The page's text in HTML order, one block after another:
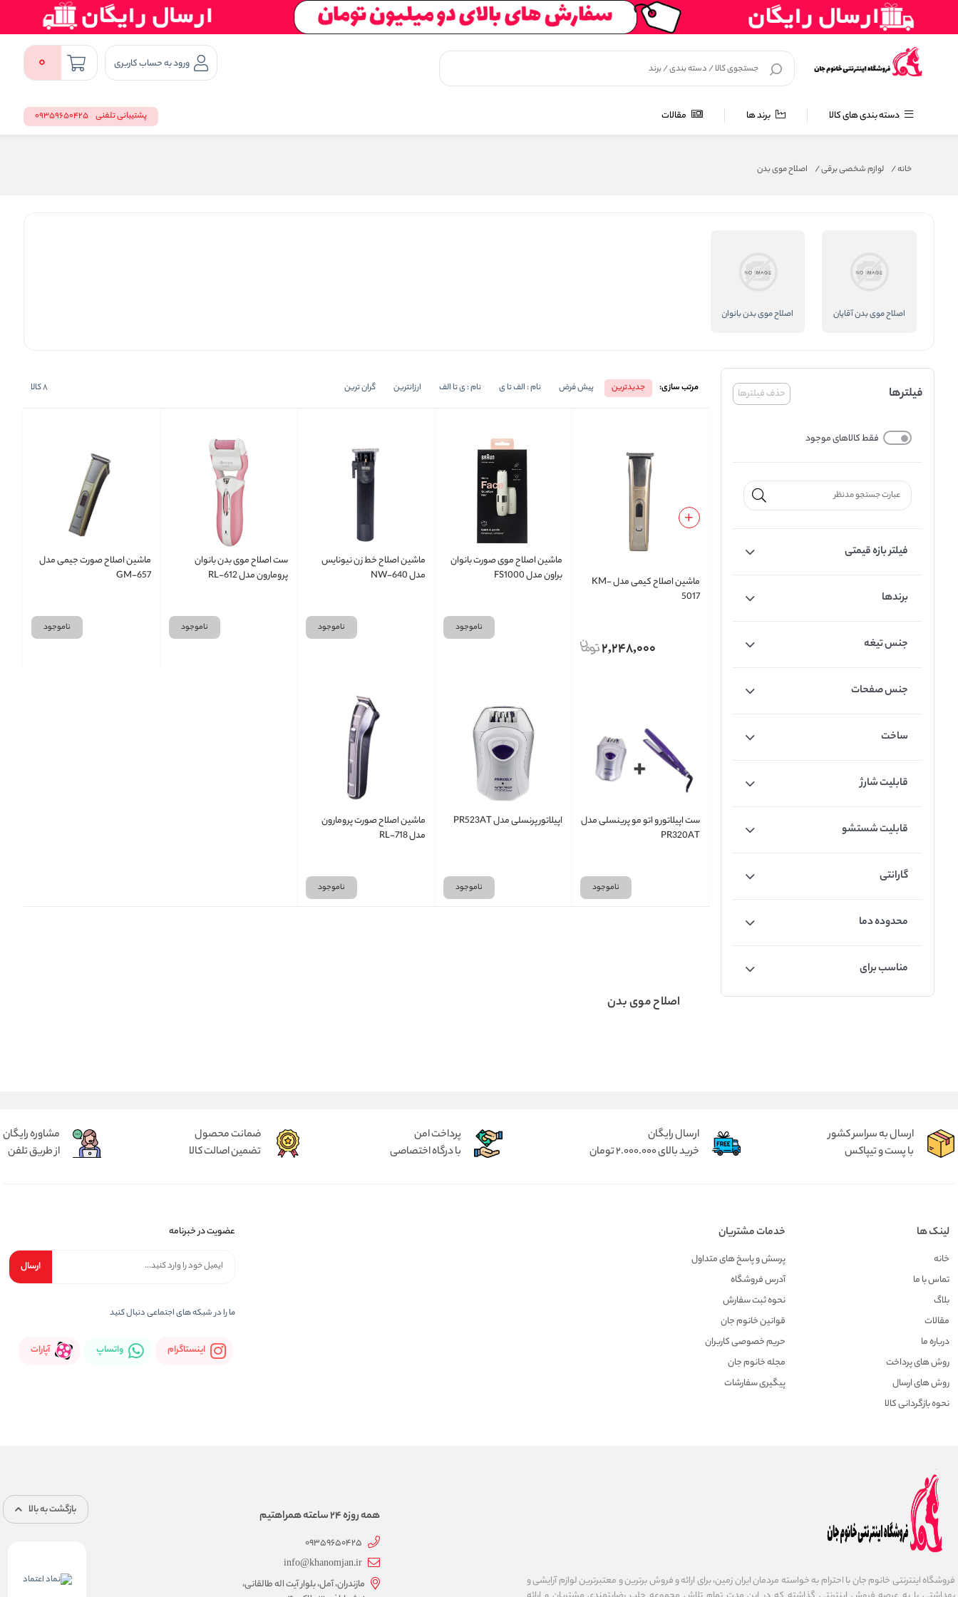
ورود به حساب کاربری 0
دسته بندی های کالا برند ها مقالات پشتیبانی تلفنی 09359650425
خانه/ لوازم شخصی برقی/ اصلاح موی بدن
اصلاح موی بدن آقایان اصلاح موی بدن بانوان
حذف فیلترها فیلترها
فقط کالاهای موجود
فیلتر بازه قیمتی
برندها
جنس تيغه
جنس صفحات
ساخت
قابلیت شارژ
قابليت شستشو
گارانتی
محدوده دما
مناسب برای
مرتب سازی: جدیدترین پیش فرض نام : الف تا ی نام : ی تا الف ارزانترین گران ترین 8کالا
ماشین اصلاح کیمی مدل KM-
5017
2,248,000
ماشین اصلاح موی صورت بانوان
براون مدل FS1000
ناموجود
ماشین اصلاح خط زن نیونایس
مدل NW-640
ناموجود
ست اصلاح موی بدن بانوان
پرومارون مدل RL-612
ناموجود
ماشین اصلاح صورت جیمی مدل
GM-657
ناموجود
ست اپیلاتور و اتو مو پرینسلی مدل
PR320AT
ناموجود
اپیلاتور پرنسلی مدل PR523AT
ناموجود
ماشین اصلاح صورت پرومارون
مدل RL-718
ناموجود
اصلاح موی بدن
ارسال به سراسر کشور
با پست و تیپاکس
ارسال رایگان
خرید بالای 2.000.000 تومان
پرداخت امن
با درگاه اختصاصی
ضمانت محصول
تضمین اصالت کالا
مشاوره رایگان
از طریق تلفن
لینک ها
خانه
تماس با ما
بلاگ
مقالات
درباره ما
روش های پرداخت
روش های ارسال
نحوه بازگردانی کالا
خدمات مشتریان
پرسش و پاسخ های متداول
آدرس فروشگاه
نحوه ثبت سفارش
قوانین خانوم جان
حریم خصوصی کاربران
مجله خانوم جان
پیگیری سفارشات
عضویت در خبرنامه
ارسال
ما را در شبکه های اجتماعی دنبال کنید
اینستاگرام واتساپ آپارات
فروشگاه اینترنتی خانوم جان با احترام به خواسته مردمان ایران زمین، برای ارائه و فروش برترین و معتبرترین لوازم آرایشی و
همه روزه 24 ساعته همراهتیم
09359650425
info@khanomjan.ir
مازندران، آمل، بلوار آیت اله طالقانی،
بازگشت به بالا